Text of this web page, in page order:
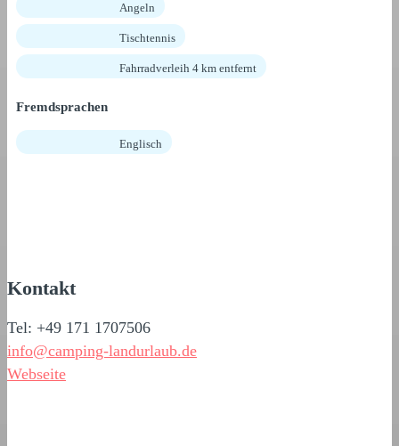
Angeln
Tischtennis
Fahrradverleih 4 km entfernt
Fremdsprachen
Englisch
Kontakt
Tel: +49 171 1707506
info@camping-landurlaub.de
Webseite